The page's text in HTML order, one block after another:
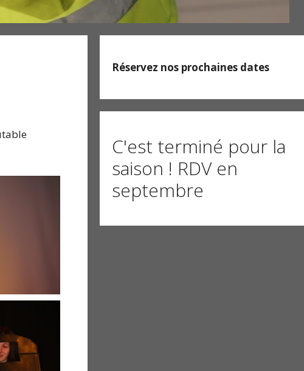
Réservez nos prochaines dates
C'est terminé pour la
saison ! RDV en
septembre